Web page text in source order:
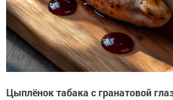
Цыплёнок табака с гранатовой